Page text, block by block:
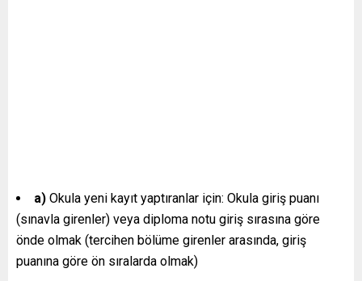
a) Okula yeni kayıt yaptıranlar için: Okula giriş puanı
(sınavla girenler) veya diploma notu giriş sırasına göre
önde olmak (tercihen bölüme girenler arasında, giriş
puanına göre ön sıralarda olmak)